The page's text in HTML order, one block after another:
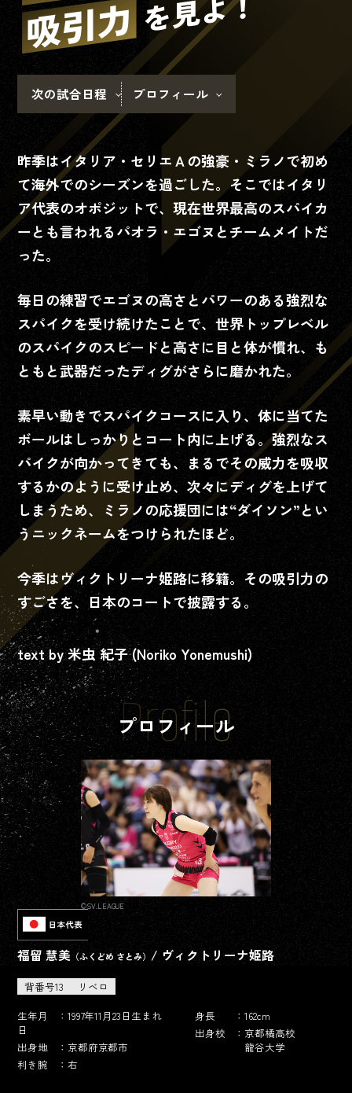
吸引力
次の試合日程 プロフィール
昨季はイタリア・セリエＡの強豪・ミラノで初め
て海外でのシーズンを過ごした。そこではイタリ
ア代表のオポジットで、現在世界最高のスパイカ
ーとも言われるパオラ・エゴヌとチームメイトだ
った。
毎日の練習でエゴヌの高さとパワーのある強烈な
スパイクを受け続けたことで、世界トップレベル
のスパイクのスピードと高さに目と体が慣れ、も
ともと武器だったディグがさらに磨かれた。
素早い動きでスパイクコースに入り、体に当てた
ボールはしっかりとコート内に上げる。強烈なス
パイクが向かってきても、まるでその威力を吸収
するかのように受け止め、次々にディグを上げて
しまうため、ミラノの応援団には“ダイソン”とい
うニックネームをつけられたほど。
今季はヴィクトリーナ姫路に移籍。その吸引力の
すごさを、日本のコートで披露する。
text by 米虫 紀子 (Noriko Yonemushi)
Profile
プロフィール
©SV.LEAGUE
福留 慧美 （ふくどめ さとみ） / ヴィクトリーナ姫路
背番号13
リベロ
生年月
日
：1997年11月23日生まれ
出身地
：京都府京都市
利き腕
：右
身長
：162cm
出身校
：京都橘高校
龍谷大学
J SPORTSオンデマンド でSVリーグ男女全試合配信中！
スマホでのご視聴
左のQRコードより
アクセスしてくださ
い。
※アクセス後、ページ
下部｢J:COMまたはYCV
にご加入のお客様はこ
ちら｣からログインに
進んでください。
※アプリをインストー
ルされてない場合は、
ストアに遷移します。
PCでのご視聴
ご視聴はこちら
「J SPORTS
オンデマン
ド」
とは
J SPORTSで放送
される番組のラ
イブ配信や見逃
し配信が視聴で
きる動画配信サ
ービスです。
佐藤 淑乃
らん